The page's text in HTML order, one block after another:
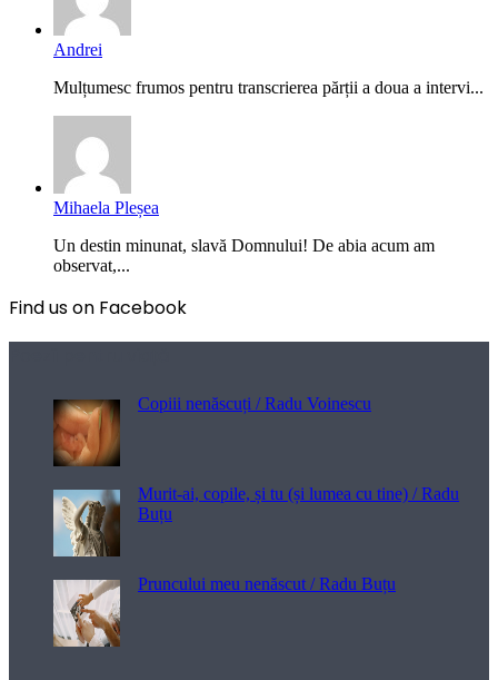
Andrei
Mulțumesc frumos pentru transcrierea părții a doua a intervi...
Mihaela Pleșea
Un destin minunat, slavă Domnului! De abia acum am
observat,...
Find us on Facebook
Copiii nenăscuți / Radu Voinescu
Murit-ai, copile, și tu (și lumea cu tine) / Radu
Buțu
Pruncului meu nenăscut / Radu Buțu